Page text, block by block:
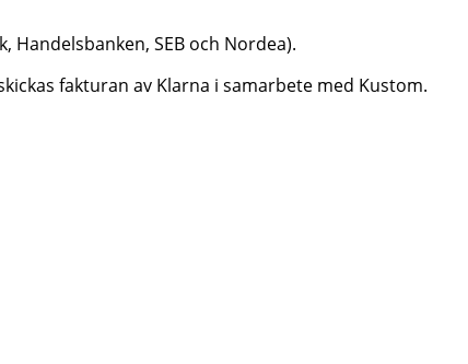
SEB och Nordea).
fakturan av Klarna i samarbete med Kustom.